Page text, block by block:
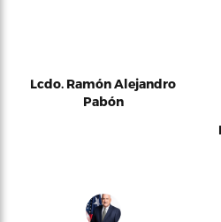
Lcdo. Ramón Alejandro
Pabón